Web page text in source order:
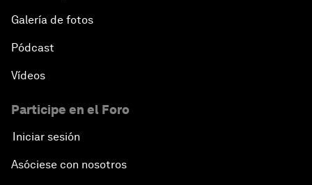
Galería de fotos
Pódcast
Vídeos
Participe en el Foro
Iniciar sesión
Asóciese con nosotros